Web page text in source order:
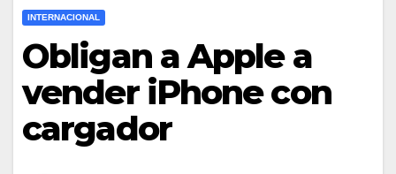
INTERNACIONAL
Obligan a Apple a
vender iPhone con
cargador